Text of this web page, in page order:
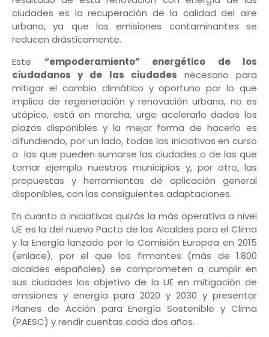
ciudades es la recuperación de la calidad del aire
urbano, ya que las emisiones contaminantes se
reducen drásticamente.
Este “empoderamiento” energético de los
ciudadanos y de las ciudades necesario para
mitigar el cambio climático y oportuno por lo que
implica de regeneración y renovación urbana, no es
utópico, está en marcha, urge acelerarlo dados los
plazos disponibles y la mejor forma de hacerlo es
difundiendo, por un lado, todas las iniciativas en curso
a las que pueden sumarse las ciudades o de las que
tomar ejemplo nuestros municipios y, por otro, las
propuestas y herramientas de aplicación general
disponibles, con las consiguientes adaptaciones.
En cuanto a iniciativas quizás la más operativa a nivel
UE es la del nuevo Pacto de los Alcaldes para el Clima
y la Energía lanzado por la Comisión Europea en 2015
(enlace), por el que los firmantes (más de 1.800
alcaldes españoles) se comprometen a cumplir en
sus ciudades los objetivo de la UE en mitigación de
emisiones y energía para 2020 y 2030 y presentar
Planes de Acción para Energía Sostenible y Clima
(PAESC) y rendir cuentas cada dos años.